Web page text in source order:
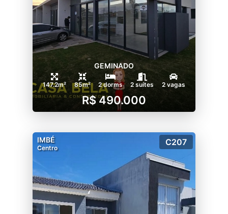
GEMINADO
147.2m² 85m² 2 dorms 2 suítes 2 vagas
R$ 490.000
IMBÉ
Centro
C207